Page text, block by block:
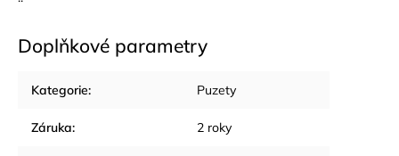
Doplňkové parametry
Kategorie: Puzety
Záruka: 2 roky